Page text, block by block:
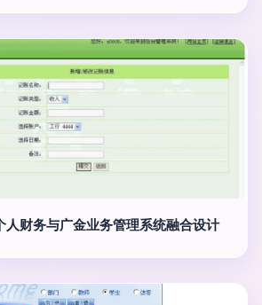
财务与广金业务管理系统融合设计